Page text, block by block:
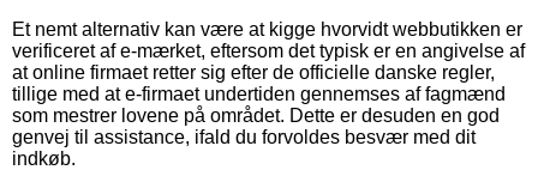
Et nemt alternativ kan være at kigge hvorvidt webbutikken er
verificeret af e-mærket, eftersom det typisk er en angivelse af
at online firmaet retter sig efter de officielle danske regler,
tillige med at e-firmaet undertiden gennemses af fagmænd
som mestrer lovene på området. Dette er desuden en god
genvej til assistance, ifald du forvoldes besvær med dit
indkøb.